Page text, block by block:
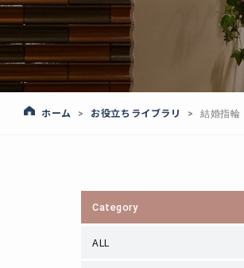
ホーム > お役立ちライブラリ > 結婚指輪
Category
ALL